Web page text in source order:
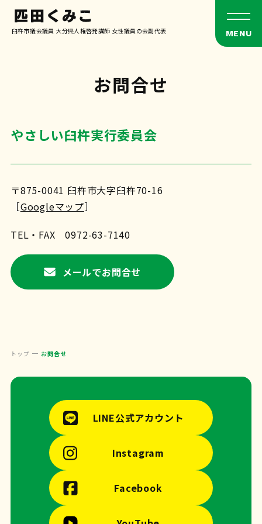
臼杵市議会議員 大分県人権啓発講師 女性議員の会副代表
お問合せ
やさしい臼杵実行委員会
〒875-0041 臼杵市大字臼杵70-16
［Googleマップ］
TEL・FAX 0972-63-7140
メールでお問合せ
トップ お問合せ
LINE公式アカウント
Instagram
Facebook